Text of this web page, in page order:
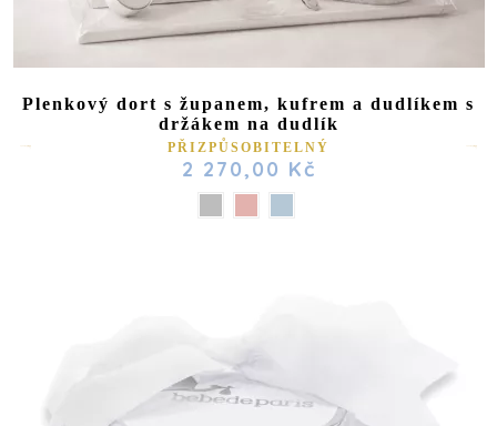
Plenkový dort s županem, kufrem a dudlíkem s
držákem na dudlík
PŘIZPŮSOBITELNÝ
2 270,00 Kč